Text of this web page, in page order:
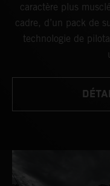
caractère plus
cadre, d’un pack de
technologie de